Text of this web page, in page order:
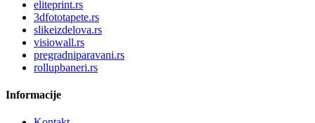
eliteprint.rs
3dfototapete.rs
slikeizdelova.rs
visiowall.rs
pregradniparavani.rs
rollupbaneri.rs
Informacije